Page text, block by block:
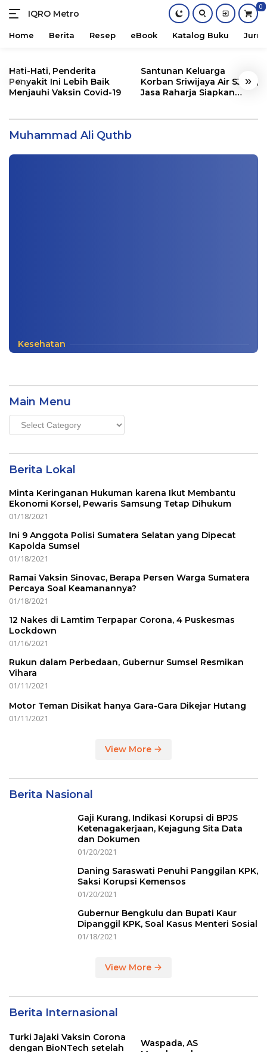
content
IQRO Metro
Lets
Bright
0
Home Berita Resep eBook Katalog Buku
« »
Hati-Hati, Penderita
Penyakit Ini Lebih Baik
Menjauhi Vaksin Covid-19
Santunan Keluarga
Korban Sriwijaya Air SJ182,
Jasa Raharja Siapkan
Muhammad Ali Quthb
SAW oleh Muhammad Ali Quthb
Buku| 04/01/2024
Kesehatan
Main Menu
Main
Menu
Berita Lokal
Minta Keringanan Hukuman karena Ikut Membantu
Ekonomi Korsel, Pewaris Samsung Tetap Dihukum
01/18/2021
Ini 9 Anggota Polisi Sumatera Selatan yang Dipecat
Kapolda Sumsel
01/18/2021
Ramai Vaksin Sinovac, Berapa Persen Warga Sumatera
Percaya Soal Keamanannya?
01/18/2021
12 Nakes di Lamtim Terpapar Corona, 4 Puskesmas
Lockdown
01/16/2021
Rukun dalam Perbedaan, Gubernur Sumsel Resmikan
Vihara
01/11/2021
Motor Teman Disikat hanya Gara-Gara Dikejar Hutang
01/11/2021
View More
Berita Nasional
Gaji Kurang, Indikasi Korupsi di BPJS
Ketenagakerjaan, Kejagung Sita Data
dan Dokumen
01/20/2021
Daning Saraswati Penuhi Panggilan KPK,
Saksi Korupsi Kemensos
01/20/2021
Gubernur Bengkulu dan Bupati Kaur
Dipanggil KPK, Soal Kasus Menteri Sosial
01/18/2021
View More
Berita Internasional
Turki Jajaki Vaksin Corona
dengan BioNTech setelah
Waspada, AS